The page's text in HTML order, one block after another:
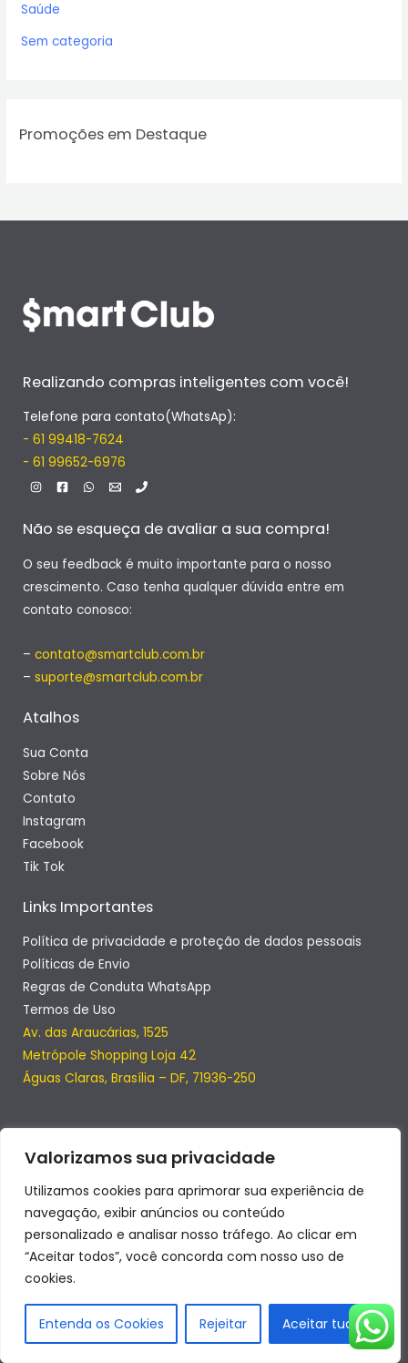
Valorizamos sua privacidade
Utilizamos cookies para aprimorar sua experiência de
navegação, exibir anúncios ou conteúdo
personalizado e analisar nosso tráfego. Ao clicar em
“Aceitar todos”, você concorda com nosso uso de
cookies.
Entenda os Cookies Rejeitar Aceitar tudo
Saúde
Sem categoria
Promoções em Destaque
Realizando compras inteligentes com você!
Telefone para contato(WhatsAp):
- 61 99418-7624
- 61 99652-6976
Não se esqueça de avaliar a sua compra!
O seu feedback é muito importante para o nosso
crescimento. Caso tenha qualquer dúvida entre em
contato conosco:
– contato@smartclub.com.br
– suporte@smartclub.com.br
Atalhos
Sua Conta
Sobre Nós
Contato
Instagram
Facebook
Tik Tok
Links Importantes
Política de privacidade e proteção de dados pessoais
Políticas de Envio
Regras de Conduta WhatsApp
Termos de Uso
Av. das Araucárias, 1525
Metrópole Shopping Loja 42
Águas Claras, Brasília – DF, 71936-250
Desenvolvido por SmartClub LTDA